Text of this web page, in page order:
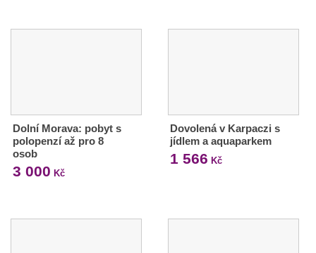
Dolní Morava: pobyt s
polopenzí až pro 8
osob
3 000 Kč
Dovolená v Karpaczi s
jídlem a aquaparkem
1 566 Kč